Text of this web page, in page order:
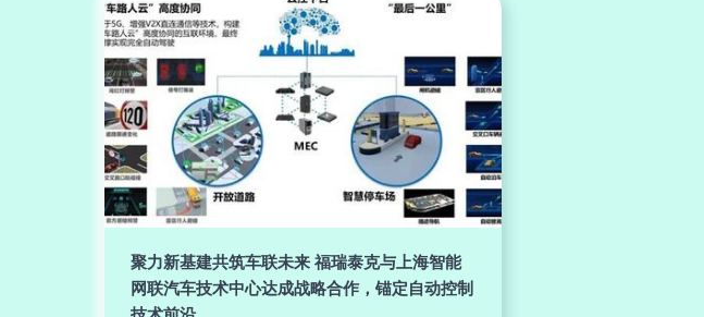
聚力新基建共筑车联未来 福瑞泰克与上海智能
网联汽车技术中心达成战略合作，锚定自动控制